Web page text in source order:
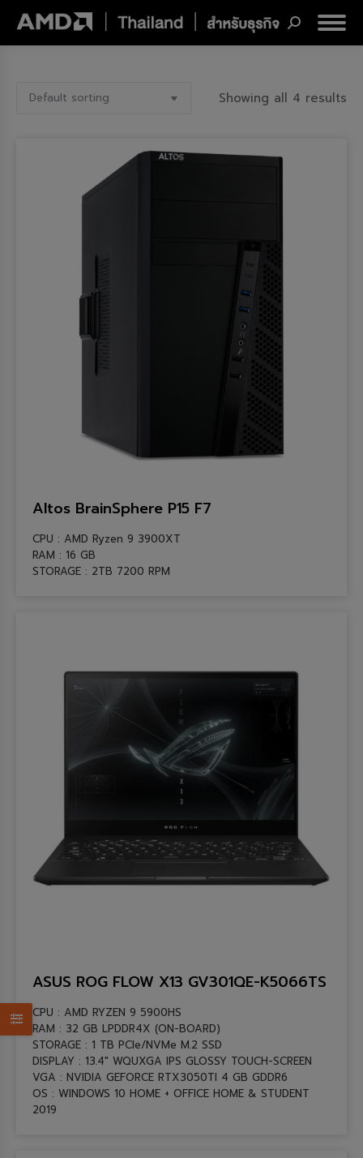
Search:
Processor
AMD ATHLON GOLD
AMD ATHLON GOLD PRO
AMD Epyc
AMD Epyc 7313
AMD Epyc 7313P
AMD Epyc 7443P
AMD Epyc 9124
AMD Ryzen 3 PRO
AMD Ryzen 5 Pro
AMD Ryzen 7 Pro
ประเภทสินค้า
Mini PC
Server
Workstations
แบรนด์
ACER
HPE
ธุรกิจขนาดเล็ก
หน่วยงานราชการ (ICT Spec)
Showing all 4 results
Altos BrainSphere P15 F7
CPU : AMD Ryzen 9 3900XT
RAM : 16 GB
STORAGE : 2TB 7200 RPM
ASUS ROG FLOW X13 GV301QE-K5066TS
CPU : AMD RYZEN 9 5900HS
RAM : 32 GB LPDDR4X (ON-BOARD)
STORAGE : 1 TB PCIe/NVMe M.2 SSD
DISPLAY : 13.4″ WQUXGA IPS GLOSSY TOUCH-SCREEN
VGA : NVIDIA GEFORCE RTX3050TI 4 GB GDDR6
OS : WINDOWS 10 HOME + OFFICE HOME & STUDENT
2019